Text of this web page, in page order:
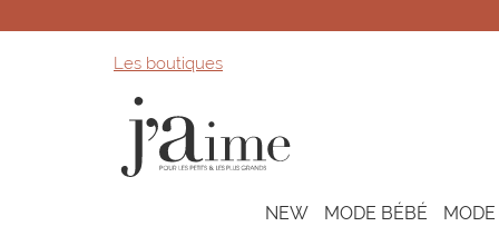
Les boutiques
NEW MODE BÉBÉ